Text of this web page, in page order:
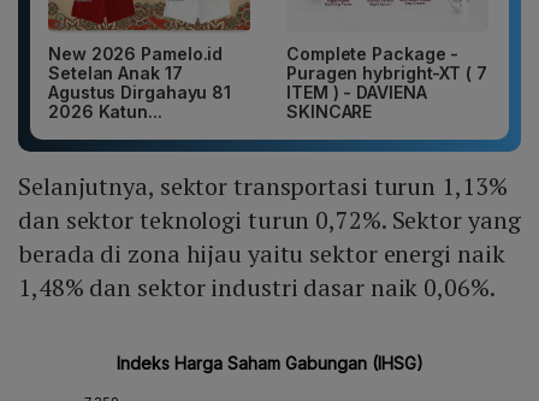
New 2026 Pamelo.id
Setelan Anak 17
Agustus Dirgahayu 81
2026 Katun...
Complete Package -
Puragen hybright-XT ( 7
ITEM ) - DAVIENA
SKINCARE
Selanjutnya, sektor transportasi turun 1,13%
dan sektor teknologi turun 0,72%. Sektor yang
berada di zona hijau yaitu sektor energi naik
1,48% dan sektor industri dasar naik 0,06%.